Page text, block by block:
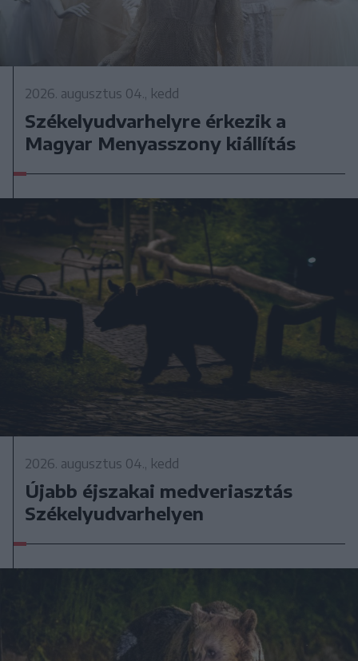
2026. augusztus 04., kedd
Székelyudvarhelyre érkezik a
Magyar Menyasszony kiállítás
2026. augusztus 04., kedd
Újabb éjszakai medveriasztás
Székelyudvarhelyen